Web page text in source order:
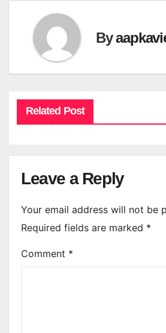
By
Related Post
Leave a Reply
Your email address will not be
Required fields are marked *
Comment *